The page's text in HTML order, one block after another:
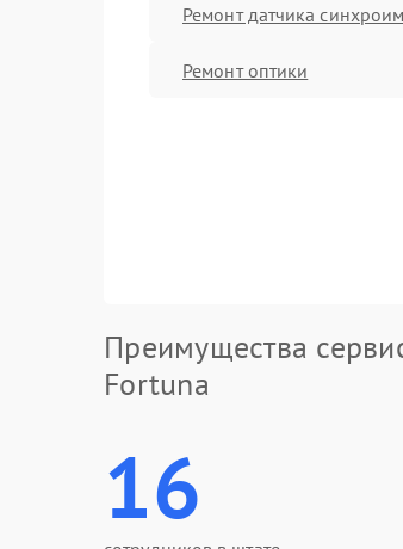
Ремонт датчика
Ремонт оптики
Преимущества
Fortuna
16